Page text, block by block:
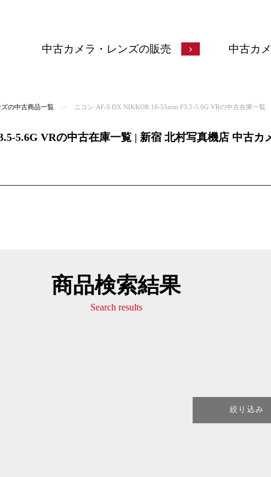
中古カメラ・レンズの販売 中古カ
の中古商品一覧 ニコン AF-S DX NIKKOR 18-55mm F3.5-5.6G VRの中古在庫一覧
5.6G VRの中古在庫一覧 | 新宿 北村写真機店 中古カ
商品検索結果
Search results
絞り込み